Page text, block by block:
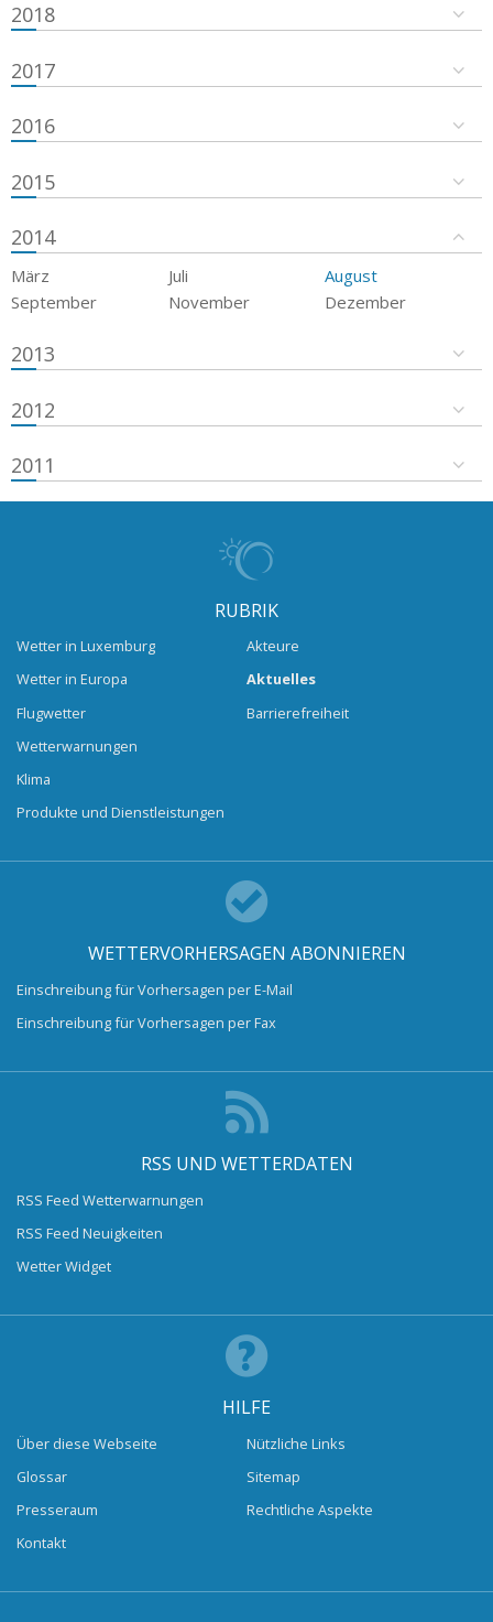
2018
2017
2016
2015
2014
März Juli
August
September
November Dezember
2013
2012
2011
RUBRIK
Wetter in Luxemburg
Wetter in Europa
Flugwetter
Wetterwarnungen
Klima
Produkte und Dienstleistungen
Akteure
Aktuelles
Barrierefreiheit
WETTERVORHERSAGEN ABONNIEREN
Einschreibung für Vorhersagen per E-Mail
Einschreibung für Vorhersagen per Fax
RSS UND WETTERDATEN
RSS Feed Wetterwarnungen
RSS Feed Neuigkeiten
Wetter Widget
HILFE
Über diese Webseite
Glossar
Presseraum
Kontakt
Nützliche Links
Sitemap
Rechtliche Aspekte